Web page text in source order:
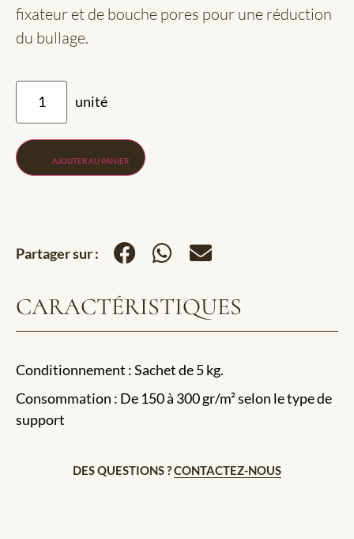
CARACTÉRISTIQUES
Conditionnement : Sachet de 5 kg.
Consommation : De 150 à 300 gr/m² selon le type de
support
DES QUESTIONS ?CONTACTEZ-NOUS
fixateur et de bouche pores pour une réduction
du bullage.
AJOUTER AU PANIER
Partager sur :